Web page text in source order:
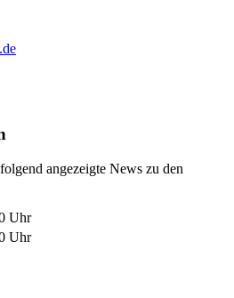
angezeigte News zu den
Uhr
Uhr